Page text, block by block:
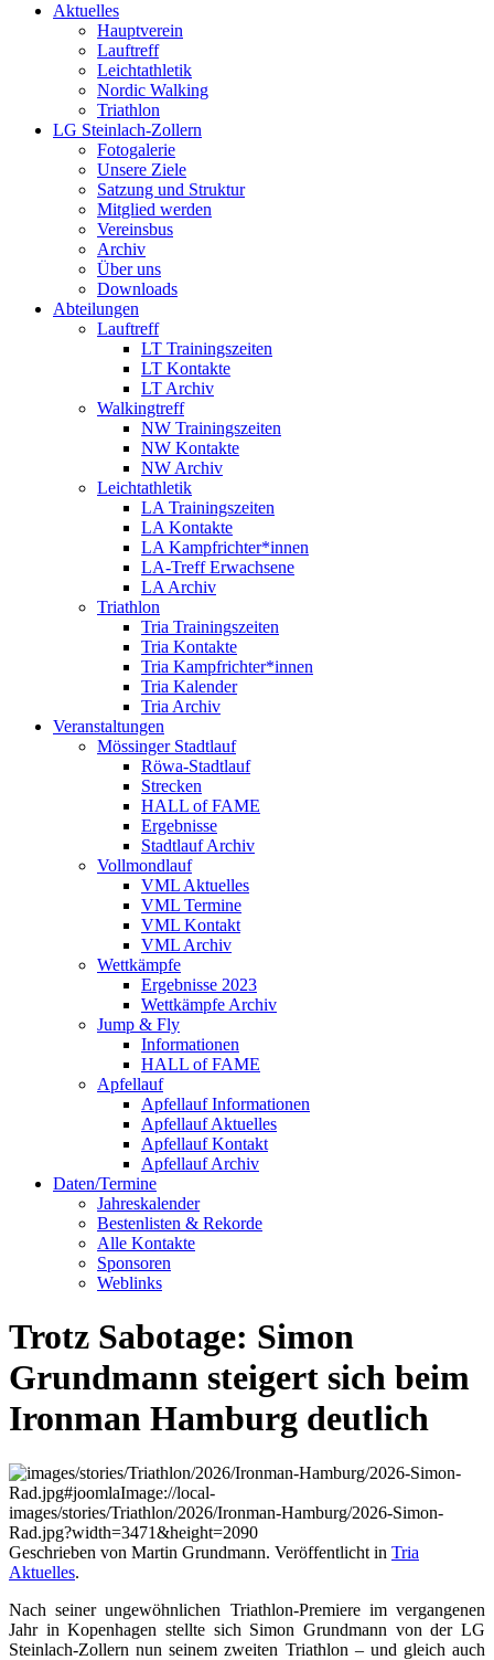
Aktuelles
Hauptverein
Lauftreff
Leichtathletik
Nordic Walking
Triathlon
LG Steinlach-Zollern
Fotogalerie
Unsere Ziele
Satzung und Struktur
Mitglied werden
Vereinsbus
Archiv
Über uns
Downloads
Abteilungen
Lauftreff
LT Trainingszeiten
LT Kontakte
LT Archiv
Walkingtreff
NW Trainingszeiten
NW Kontakte
NW Archiv
Leichtathletik
LA Trainingszeiten
LA Kontakte
LA Kampfrichter*innen
LA-Treff Erwachsene
LA Archiv
Triathlon
Tria Trainingszeiten
Tria Kontakte
Tria Kampfrichter*innen
Tria Kalender
Tria Archiv
Veranstaltungen
Mössinger Stadtlauf
Röwa-Stadtlauf
Strecken
HALL of FAME
Ergebnisse
Stadtlauf Archiv
Vollmondlauf
VML Aktuelles
VML Termine
VML Kontakt
VML Archiv
Wettkämpfe
Ergebnisse 2023
Wettkämpfe Archiv
Jump & Fly
Informationen
HALL of FAME
Apfellauf
Apfellauf Informationen
Apfellauf Aktuelles
Apfellauf Kontakt
Apfellauf Archiv
Daten/Termine
Jahreskalender
Bestenlisten & Rekorde
Alle Kontakte
Sponsoren
Weblinks
Trotz Sabotage: Simon
Grundmann steigert sich beim
Ironman Hamburg deutlich
Geschrieben von Martin Grundmann. Veröffentlicht in Tria
Aktuelles.
Nach seiner ungewöhnlichen Triathlon-Premiere im vergangenen
Jahr in Kopenhagen stellte sich Simon Grundmann von der LG
Steinlach-Zollern nun seinem zweiten Triathlon – und gleich auch